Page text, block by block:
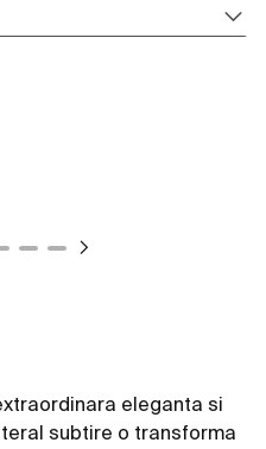
eleganta si
subtire o transforma